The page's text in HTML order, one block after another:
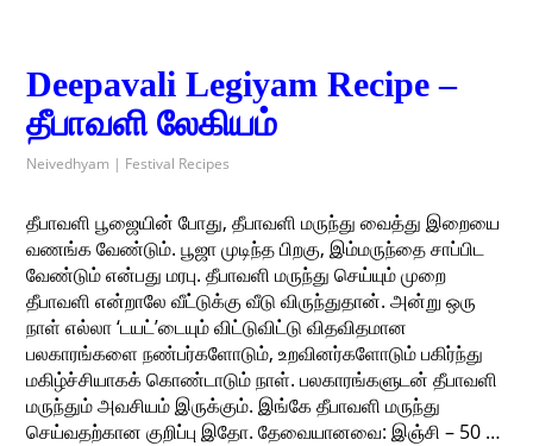
Deepavali Legiyam Recipe –
தீபாவளி லேகியம்
Neivedhyam | Festival Recipes
தீபாவளி பூஜையின் போது, தீபாவளி மருந்து வைத்து இறையை
வணங்க வேண்டும். பூஜா முடிந்த பிறகு, இம்மருந்தை சாப்பிட
வேண்டும் என்பது மரபு. தீபாவளி மருந்து செய்யும் முறை
தீபாவளி என்றாலே வீட்டுக்கு வீடு விருந்துதான். அன்று ஒரு
நாள் எல்லா ‘டயட்’டையும் விட்டுவிட்டு விதவிதமான
பலகாரங்களை நண்பர்களோடும், உறவினர்களோடும் பகிர்ந்து
மகிழ்ச்சியாகக் கொண்டாடும் நாள். பலகாரங்களுடன் தீபாவளி
மருந்தும் அவசியம் இருக்கும். இங்கே தீபாவளி மருந்து
செய்வதற்கான குறிப்பு இதோ. தேவையானவை: இஞ்சி – 50 …